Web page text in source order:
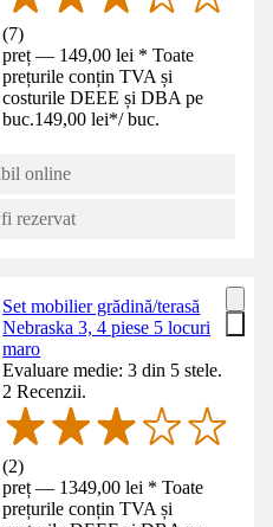
(7)
preț — 149,00 lei * Toate
prețurile conțin TVA și
costurile DEEE și DBA pe
buc.149,00 lei*/ buc.
online
rezervat
Set mobilier grădină/terasă
Nebraska 3, 4 piese 5 locuri
maro
Evaluare medie: 3 din 5 stele.
2 Recenzii.
(2)
preț — 1349,00 lei * Toate
prețurile conțin TVA și